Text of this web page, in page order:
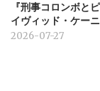
『刑事コロンボと
イヴィッド・ケー
2026-07-27